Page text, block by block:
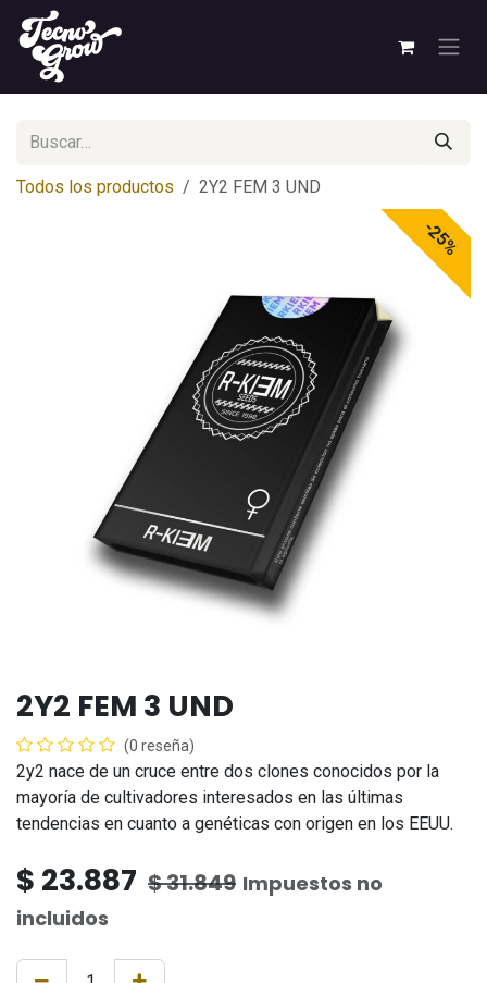
Ir al contenido
Todos los productos 2Y2 FEM 3 UND
-25%
2Y2 FEM 3 UND
(0 reseña)
2y2 nace de un cruce entre dos clones conocidos por la
mayoría de cultivadores interesados en las últimas
tendencias en cuanto a genéticas con origen en los EEUU.
$ 23.887 $31.849 Impuestos no
incluidos